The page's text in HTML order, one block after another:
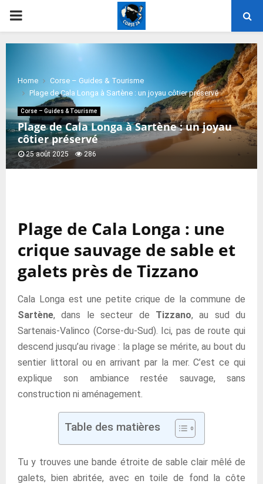
PRIMARY
MENU
Home
Corse – Guides & Tourisme
Plage de Cala Longa à Sartène : un joyau côtier préservé
Corse – Guides & Tourisme
Plage de Cala Longa à Sartène : un joyau
côtier préservé
25 août 2025 286
Plage de Cala Longa : une
crique sauvage de sable et
galets près de Tizzano
Cala Longa est une petite crique de la commune de
Sartène, dans le secteur de Tizzano, au sud du
Sartenais-Valinco (Corse-du-Sud). Ici, pas de route qui
descend jusqu’au rivage : la plage se mérite, au bout du
sentier littoral ou en arrivant par la mer. C’est ce qui
explique son ambiance restée sauvage, sans
construction ni aménagement.
Table des matières
Tu y trouves une bande étroite de sable clair mêlé de
galets, bien abritée, avec en toile de fond la côte